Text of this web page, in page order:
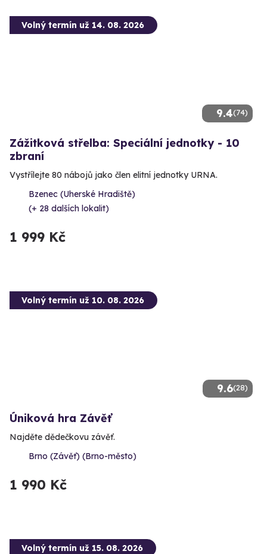
9.4(74)
Volný termín už 14. 08. 2026
Zážitková střelba: Speciální jednotky - 10
zbraní
Vystřílejte 80 nábojů jako člen elitní jednotky URNA.
Bzenec (Uherské Hradiště)
(+ 28 dalších lokalit)
1 999 Kč
9.6(28)
Volný termín už 10. 08. 2026
Úniková hra Závěť
Najděte dědečkovu závěť.
Brno (Závěť) (Brno-město)
1 990 Kč
Volný termín už 15. 08. 2026